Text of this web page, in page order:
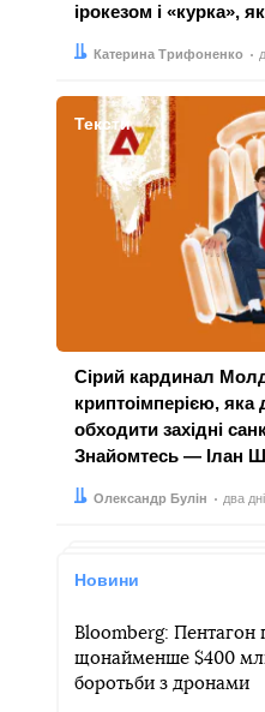
ірокезом і «курка»,
Автор:
Катерина Трифоненко
Дата:
Тексти
Сірий кардинал
криптоімперією, яка
обходити західні
Знайомтесь — Ілан
Автор:
Олександр Булін
Дата: два
Новини
Bloomberg: Пентагон
щонайменше $400
боротьби з дронами